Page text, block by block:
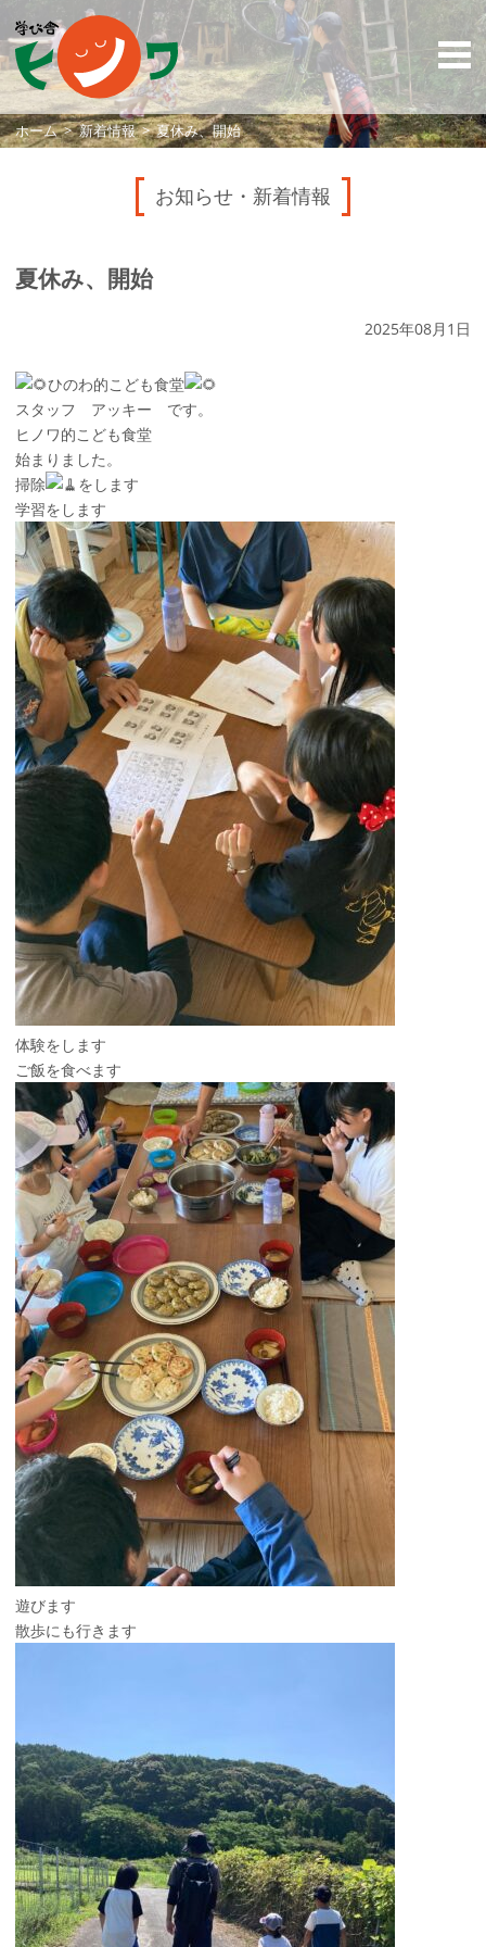
ホーム 新着情報 夏休み、開始
お知らせ・新着情報
夏休み、開始
2025年08月1日
ひのわ的こども食堂
スタッフ アッキー です。
ヒノワ的こども食堂
始まりました。
掃除
をします
学習をします
体験をします
ご飯を食べます
遊びます
散歩にも行きます